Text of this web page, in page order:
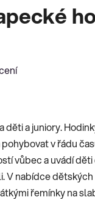
a juniory.
v řádu
vůbec a uvádí
V nabídce
řemínky na